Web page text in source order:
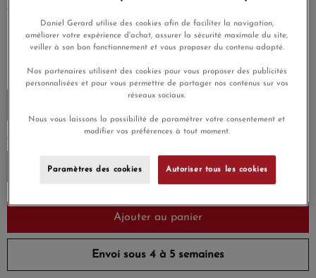
610,00 €
MATIÈRE
COULEUR DE FIL
Ajouter au panier
Envoi sous 4 à 5 semaines
Daniel Gerard utilise des cookies afin de faciliter la navigation,
améliorer votre expérience d'achat, assurer la sécurité maximale du site,
veiller à son bon fonctionnement et vous proposer du contenu adapté.
Nos partenaires utilisent des cookies pour vous proposer des publicités
personnalisées et pour vous permettre de partager nos contenus sur vos
réseaux sociaux.
Nous vous laissons la possibilité de paramétrer votre consentement et
modifier vos préférences à tout moment.
Paramètres des cookies Autoriser tous les cookies